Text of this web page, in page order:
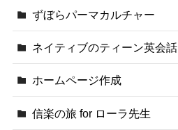
ずぼらパーマカルチャー
ネイティブのティーン英会話
ホームページ作成
信楽の旅 for ローラ先生